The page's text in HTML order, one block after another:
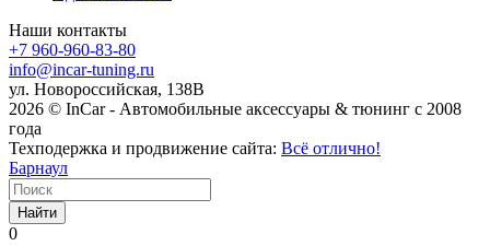
Наши контакты
+7 960-960-83-80
info@incar-tuning.ru
ул. Новороссийская, 138В
2026 © InCar - Автомобильные аксессуары & тюнинг с 2008
года
Техподержка и продвижение сайта: Всё отлично!
Барнаул
Найти
0